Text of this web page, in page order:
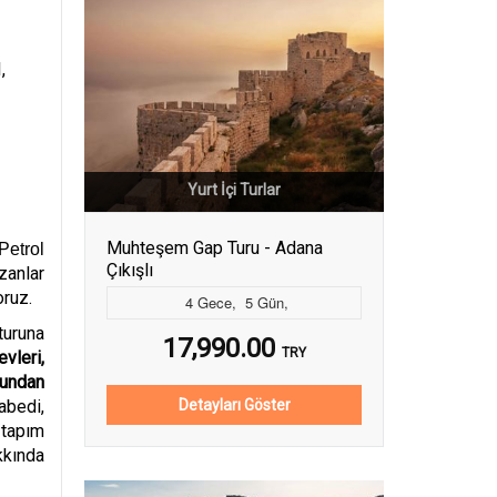
Yurt İçi Turlar
Muhteşem Gap Turu - Adana
Çıkışlı
4 Gece, 5 Gün,
17,990.00 TRY
Detayları Göster